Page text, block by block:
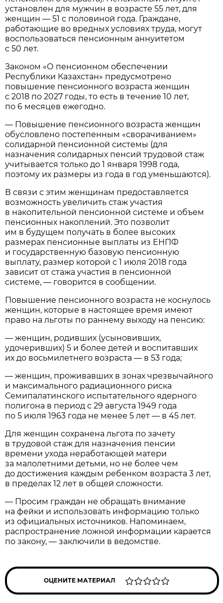
установлен для мужчин в возрасте 55 лет, для
женщин — 51 с половиной года. Граждане,
работающие во вредных условиях труда, могут
воспользоваться пенсионным аннуитетом
с 50 лет.
Законом «О пенсионном обеспечении
Республики Казахстан» предусмотрено
повышение пенсионного возраста женщин
с 2018 по 2027 годы, то есть в течение 10 лет,
по 6 месяцев ежегодно.
— Повышение пенсионного возраста женщин
обусловлено постепенным «сворачиванием»
солидарной пенсионной системы (для
назначения солидарных пенсий трудовой стаж
учитывается только до 1 января 1998 года,
поэтому их размеры из года в год уменьшаются).
В связи с этим женщинам предоставляется
возможность увеличить стаж участия
в накопительной пенсионной системе и объем
пенсионных накоплений. Это позволит
им в будущем получать в более высоких
размерах пенсионные выплаты из ЕНПФ
и государственную базовую пенсионную
выплату, размер которой с 1 июля 2018 года
зависит от стажа участия в пенсионной
системе, — говорится в сообщении.
Повышение пенсионного возраста не коснулось
женщин, которые в настоящее время имеют
право на льготы по раннему выходу на пенсию:
— женщин, родивших (усыновивших,
удочеривших) 5 и более детей и воспитавших
их до восьмилетнего возраста — в 53 года;
— женщин, проживавших в зонах чрезвычайного
и максимального радиационного риска
Семипалатинского испытательного ядерного
полигона в период с 29 августа 1949 года
по 5 июля 1963 года не менее 5 лет — в 45 лет.
Для женщин сохранена льгота по зачету
в трудовой стаж для назначения пенсии
времени ухода неработающей матери
за малолетними детьми, но не более чем
до достижения каждым ребенком возраста 3 лет,
в пределах 12 лет в общей сложности.
— Просим граждан не обращать внимание
на фейки и использовать информацию только
из официальных источников. Напоминаем,
распространение ложной информации карается
по закону, — заключили в ведомстве.
ОЦЕНИТЕ МАТЕРИАЛ